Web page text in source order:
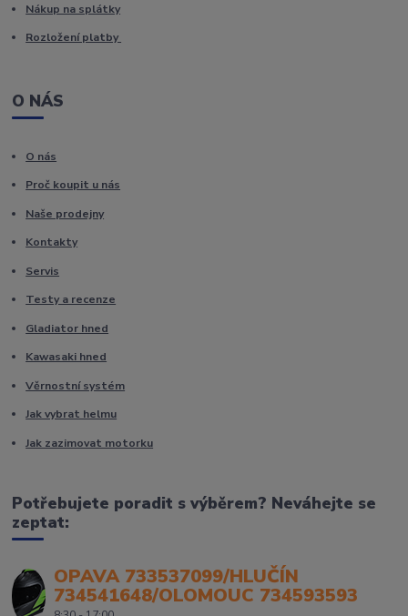
Nákup na splátky
Rozložení platby
O NÁS
O nás
Proč koupit u nás
Naše prodejny
Kontakty
Servis
Testy a recenze
Gladiator hned
Kawasaki hned
Věrnostní systém
Jak vybrat helmu
Jak zazimovat motorku
Potřebujete poradit s výběrem? Neváhejte se
zeptat:
OPAVA 733537099/HLUČÍN
734541648/OLOMOUC 734593593